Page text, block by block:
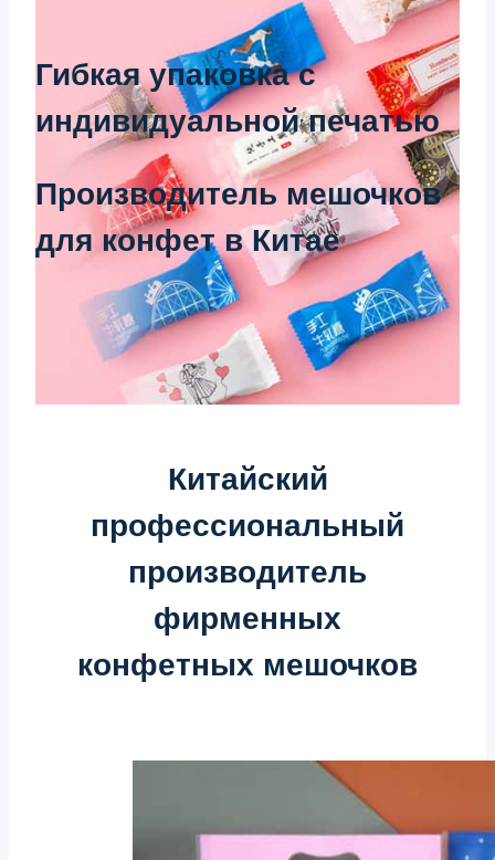
Гибкая упаковка с
индивидуальной печатью
Производитель мешочков
для конфет в Китае
Китайский
профессиональный
производитель
фирменных
конфетных мешочков